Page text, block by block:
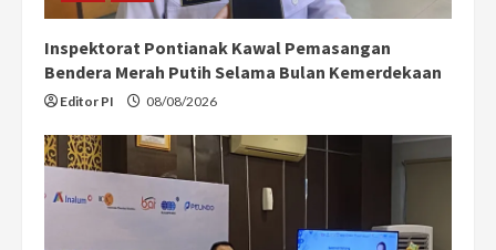
n
g
Inspektorat Pontianak Kawal Pemasangan
Bendera Merah Putih Selama Bulan Kemerdekaan
Editor PI 08/08/2026